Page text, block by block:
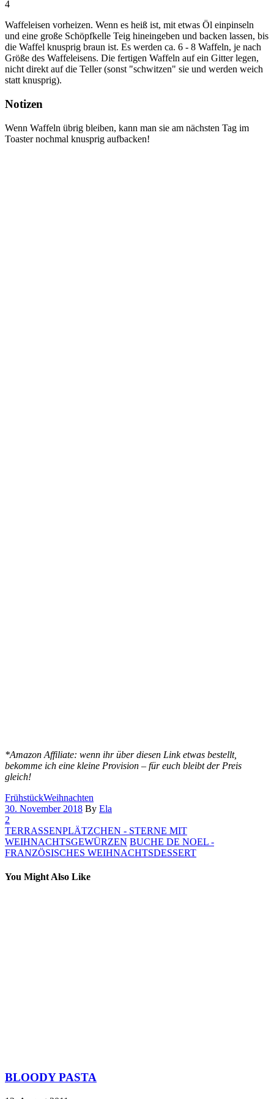
4
Waffeleisen vorheizen. Wenn es heiß ist, mit etwas Öl einpinseln
und eine große Schöpfkelle Teig hineingeben und backen lassen, bis
die Waffel knusprig braun ist. Es werden ca. 6 - 8 Waffeln, je nach
Größe des Waffeleisens. Die fertigen Waffeln auf ein Gitter legen,
nicht direkt auf die Teller (sonst "schwitzen" sie und werden weich
statt knusprig).
Notizen
Wenn Waffeln übrig bleiben, kann man sie am nächsten Tag im
Toaster nochmal knusprig aufbacken!
*Amazon Affiliate: wenn ihr über diesen Link etwas bestellt,
bekomme ich eine kleine Provision – für euch bleibt der Preis
gleich!
FrühstückWeihnachten
30. November 2018 By Ela
2
TERRASSENPLÄTZCHEN - STERNE MIT
WEIHNACHTSGEWÜRZEN BUCHE DE NOEL -
FRANZÖSISCHES WEIHNACHTSDESSERT
You Might Also Like
BLOODY PASTA